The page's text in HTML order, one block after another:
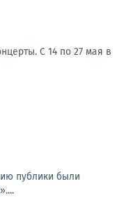
С 14 по 27 мая в
публики были